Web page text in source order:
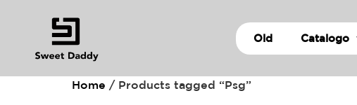
Old Catalogo
Home / Products tagged “Psg”